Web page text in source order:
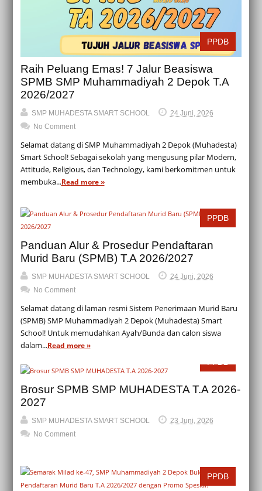
PPDB
Raih Peluang Emas! 7 Jalur Beasiswa
SPMB SMP Muhammadiyah 2 Depok T.A
2026/2027
SMP MUHADESTA SMART SCHOOL
24 Juni, 2026
No Comment
Selamat datang di SMP Muhammadiyah 2 Depok (Muhadesta)
Smart School! Sebagai sekolah yang mengusung pilar Modern,
Attitude, Religious, dan Technology, kami berkomitmen untuk
membuka...Read more »
PPDB
Panduan Alur & Prosedur Pendaftaran
Murid Baru (SPMB) T.A 2026/2027
SMP MUHADESTA SMART SCHOOL
24 Juni, 2026
No Comment
Selamat datang di laman resmi Sistem Penerimaan Murid Baru
(SPMB) SMP Muhammadiyah 2 Depok (Muhadesta) Smart
School! Untuk memudahkan Ayah/Bunda dan calon siswa
dalam...Read more »
PPDB
Brosur SPMB SMP MUHADESTA T.A 2026-
2027
SMP MUHADESTA SMART SCHOOL
23 Juni, 2026
No Comment
PPDB